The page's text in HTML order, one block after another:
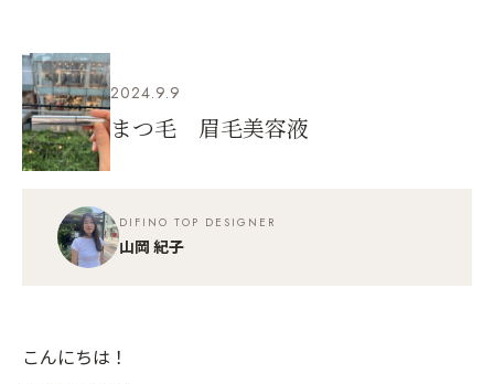
2024.9.9
まつ毛 眉毛美容液
DIFINO TOP DESIGNER
山岡 紀子
こんにちは！